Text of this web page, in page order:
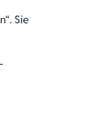
Sie